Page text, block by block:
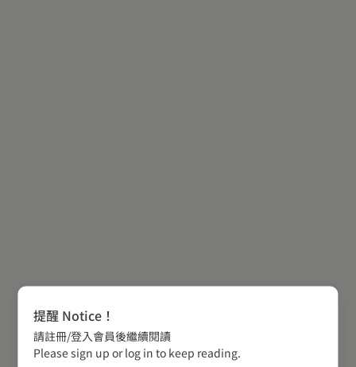
提醒 Notice！
請註冊/登入會員後繼續閱讀
Please sign up or log in to keep reading.